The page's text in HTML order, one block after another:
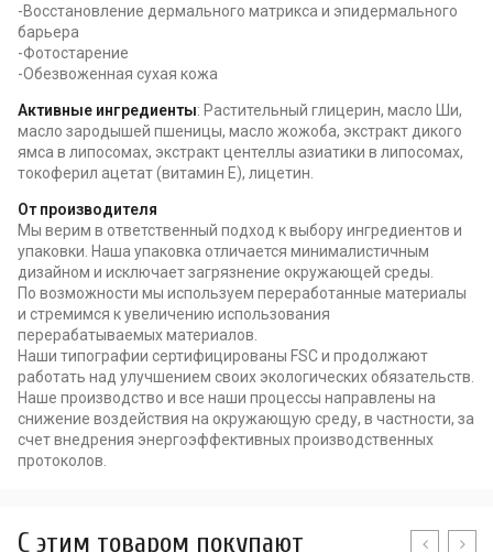
-Восстановление дермального матрикса и эпидермального
барьера
-Фотостарение
-Обезвоженная сухая кожа
Активные ингредиенты: Растительный глицерин, масло Ши,
масло зародышей пшеницы, масло жожоба, экстракт дикого
ямса в липосомах, экстракт центеллы азиатики в липосомах,
токоферил ацетат (витамин Е), лицетин.
От производителя
Мы верим в ответственный подход к выбору ингредиентов и
упаковки. Наша упаковка отличается минималистичным
дизайном и исключает загрязнение окружающей среды.
По возможности мы используем переработанные материалы
и стремимся к увеличению использования
перерабатываемых материалов.
Наши типографии сертифицированы FSC и продолжают
работать над улучшением своих экологических обязательств.
Наше производство и все наши процессы направлены на
снижение воздействия на окружающую среду, в частности, за
счет внедрения энергоэффективных производственных
протоколов.
C этим товаром покупают